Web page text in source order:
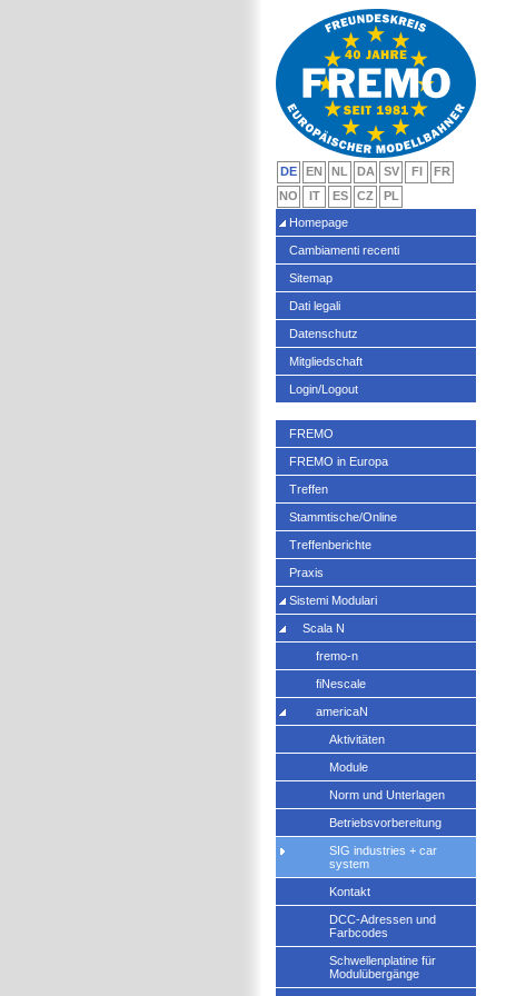
DE EN NL DA SV FI
FR
NO
IT ES CZ
PL
Homepage
Cambiamenti recenti
Sitemap
Dati legali
Datenschutz
Mitgliedschaft
Login/Logout
FREMO
FREMO in Europa
Treffen
Stammtische/Online
Treffenberichte
Praxis
Sistemi Modulari
Scala N
fremo-n
fiNescale
americaN
Aktivitäten
Module
Norm und Unterlagen
Betriebsvorbereitung
SIG industries + car
system
Kontakt
DCC-Adressen und
Farbcodes
Schwellenplatine für
Modulübergänge